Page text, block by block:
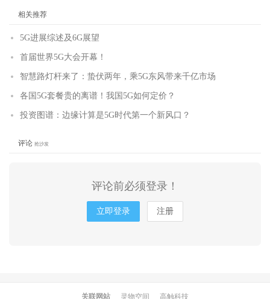
相关推荐
5G进展综述及6G展望
首届世界5G大会开幕！
智慧路灯杆来了：蛰伏两年，乘5G东风带来千亿市场
各国5G套餐贵的离谱！我国5G如何定价？
投资图谱：边缘计算是5G时代第一个新风口？
评论 抢沙发
评论前必须登录！
立即登录 注册
关联网站 灵物空间 高触科技